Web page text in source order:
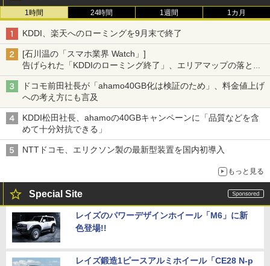
1時間 24時間 1週間 1カ月
KDDI、楽天へのローミングを9月末で終了
[石川温の「スマホ業界 Watch」]
告げられた「KDDIのローミング終了」、エリアマップの落とし
穴と楽天モバイルの課題
ドコモ前田社長が「ahamo40GB化は検証のため」、料金値上げ
への考え方にも言及
KDDI松田社長、ahamoの40GBキャンペーンに「品質などを含
めて十分対抗できる」
NTTドコモ、エリクソン製の最新型装置を国内初導入
もっと見る
Special Site
レイズのパワーデザインホイール「M6」に新
色登場!!
レイズ鍛造1ピースアルミホイール「CE28 N-p